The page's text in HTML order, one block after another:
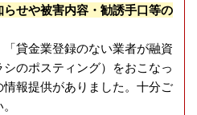
せや被害内容・勧誘手口等の
貸金業登録のない業者が融資
のポスティング）をおこなっ
報提供がありました。十分ご